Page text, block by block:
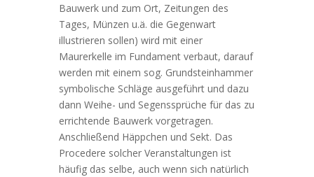
Bauwerk und zum Ort, Zeitungen des
Tages, Münzen u.ä. die Gegenwart
illustrieren sollen) wird mit einer
Maurerkelle im Fundament verbaut, darauf
werden mit einem sog. Grundsteinhammer
symbolische Schläge ausgeführt und dazu
dann Weihe- und Segenssprüche für das zu
errichtende Bauwerk vorgetragen.
Anschließend Häppchen und Sekt. Das
Procedere solcher Veranstaltungen ist
häufig das selbe, auch wenn sich natürlich